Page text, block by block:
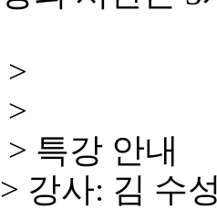
>
>
> 특강 안내
> 강사: 김 수